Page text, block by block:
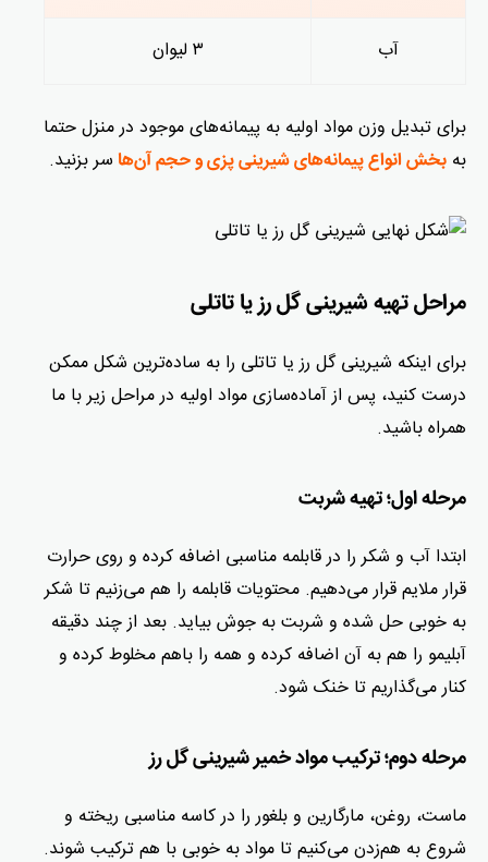
آب ۳ لیوان
برای تبدیل وزن مواد اولیه به پیمانه‌های موجود در منزل حتما
به بخش انواع پیمانه‌های شیرینی پزی و حجم آن‌ها سر بزنید.
مراحل تهیه شیرینی گل رز یا تاتلی
برای اینکه شیرینی گل رز یا تاتلی را به ساده‌ترین شکل ممکن
درست کنید، پس از آماده‌سازی مواد اولیه در مراحل زیر با ما
همراه باشید.
مرحله اول؛ تهیه شربت
ابتدا آب و شکر را در قابلمه مناسبی اضافه کرده و روی حرارت
قرار ملایم قرار می‌دهیم. محتویات قابلمه را هم می‌زنیم تا شکر
به خوبی حل شده و شربت به جوش بیاید. بعد از چند دقیقه
آبلیمو را هم به آن اضافه کرده و همه را باهم مخلوط کرده و
کنار می‌گذاریم تا خنک شود.
مرحله دوم؛ ترکیب مواد خمیر شیرینی گل رز
ماست، روغن، مارگارین و بلغور را در کاسه مناسبی ریخته و
شروع به هم‌زدن می‌کنیم تا مواد به خوبی با هم ترکیب شوند.